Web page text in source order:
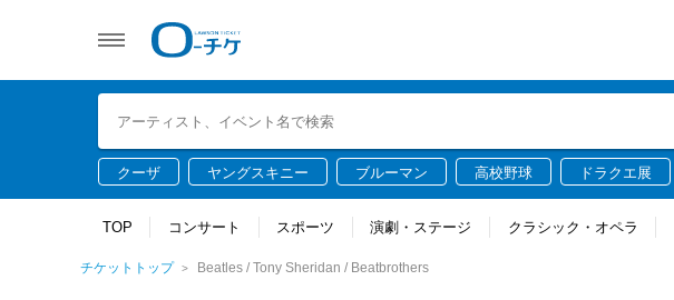
クーザ ヤングスキニー ブルーマン 高校野球 ドラクエ展
TOP コンサート スポーツ 演劇・ステージ クラシック・オペラ
チケットトップ Beatles / Tony Sheridan / Beatbrothers